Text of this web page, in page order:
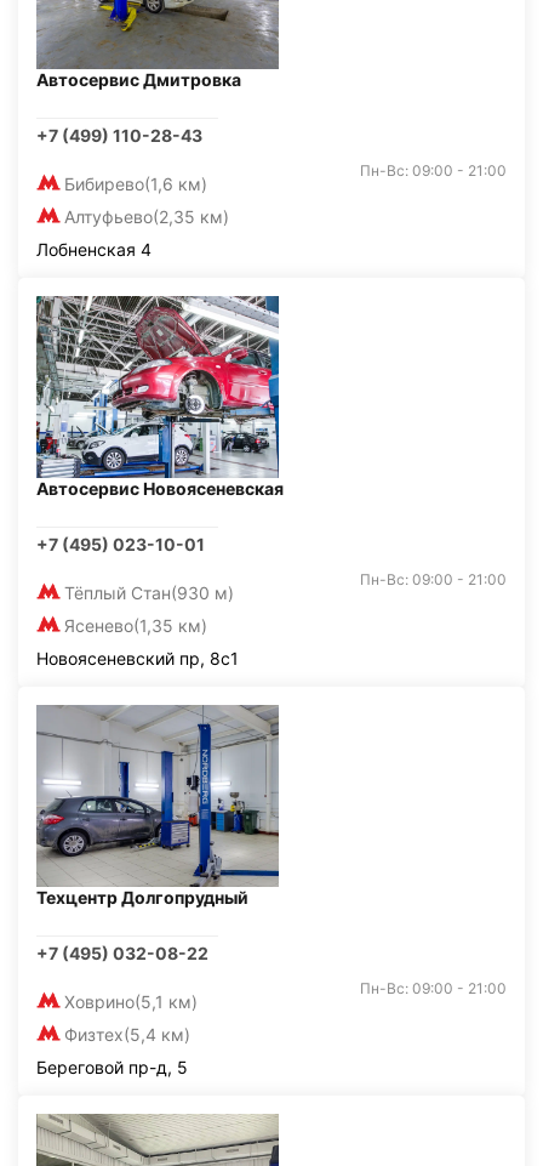
Автосервис Дмитровка
+7 (499) 110-28-43
Бибирево(1,6 км)
Алтуфьево(2,35 км)
Пн-Вс: 09:00 - 21:00
Лобненская 4
Автосервис Новоясеневская
+7 (495) 023-10-01
Тёплый Стан(930 м)
Ясенево(1,35 км)
Пн-Вс: 09:00 - 21:00
Новоясеневский пр, 8с1
Техцентр Долгопрудный
+7 (495) 032-08-22
Ховрино(5,1 км)
Физтех(5,4 км)
Пн-Вс: 09:00 - 21:00
Береговой пр-д, 5